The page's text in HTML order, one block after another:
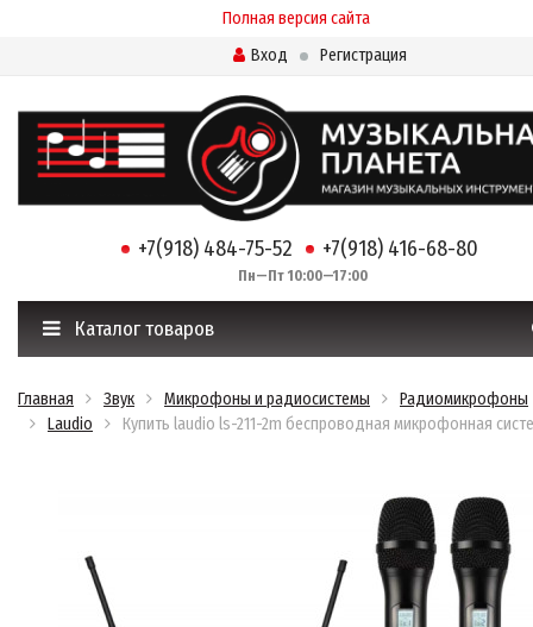
Полная версия сайта
Вход
Регистрация
+7(918) 484-75-52 +7(918) 416-68-80
Пн—Пт 10:00—17:00
Каталог товаров
Главная Звук Микрофоны и радиосистемы
Радиомикрофоны
Laudio
Купить laudio ls-211-2m беспроводная микрофонная